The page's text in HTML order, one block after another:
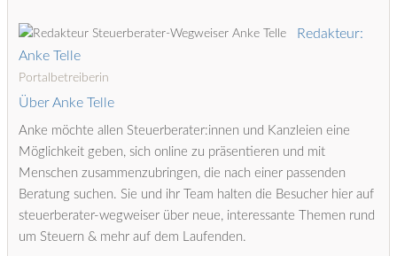
Redakteur:
Anke Telle
Portalbetreiberin
Über Anke Telle
Anke möchte allen Steuerberater:innen und Kanzleien eine
Möglichkeit geben, sich online zu präsentieren und mit
Menschen zusammenzubringen, die nach einer passenden
Beratung suchen. Sie und ihr Team halten die Besucher hier auf
steuerberater-wegweiser über neue, interessante Themen rund
um Steuern & mehr auf dem Laufenden.